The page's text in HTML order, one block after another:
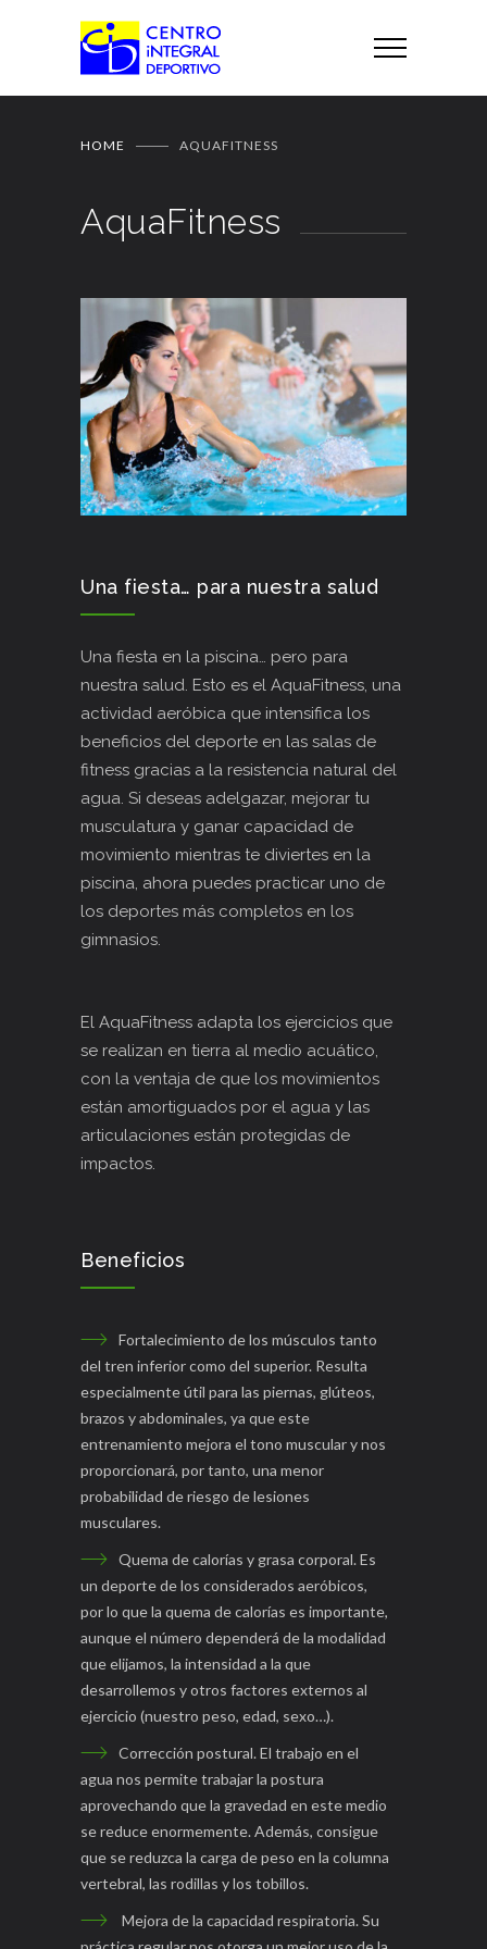
HOME AQUAFITNESS
AquaFitness
Una fiesta… para nuestra salud
Una fiesta en la piscina… pero para
nuestra salud. Esto es el AquaFitness, una
actividad aeróbica que intensifica los
beneficios del deporte en las salas de
fitness gracias a la resistencia natural del
agua. Si deseas adelgazar, mejorar tu
musculatura y ganar capacidad de
movimiento mientras te diviertes en la
piscina, ahora puedes practicar uno de
los deportes más completos en los
gimnasios.
El AquaFitness adapta los ejercicios que
se realizan en tierra al medio acuático,
con la ventaja de que los movimientos
están amortiguados por el agua y las
articulaciones están protegidas de
impactos.
Beneficios
Fortalecimiento de los músculos tanto
del tren inferior como del superior. Resulta
especialmente útil para las piernas, glúteos,
brazos y abdominales, ya que este
entrenamiento mejora el tono muscular y nos
proporcionará, por tanto, una menor
probabilidad de riesgo de lesiones
musculares.
Quema de calorías y grasa corporal. Es
un deporte de los considerados aeróbicos,
por lo que la quema de calorías es importante,
aunque el número dependerá de la modalidad
que elijamos, la intensidad a la que
desarrollemos y otros factores externos al
ejercicio (nuestro peso, edad, sexo…).
Corrección postural. El trabajo en el
agua nos permite trabajar la postura
aprovechando que la gravedad en este medio
se reduce enormemente. Además, consigue
que se reduzca la carga de peso en la columna
vertebral, las rodillas y los tobillos.
Mejora de la capacidad respiratoria. Su